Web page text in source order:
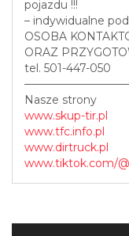
pojazdu !!!
– indywidualne
OSOBA
ORAZ
tel. 501-447-050
Nasze strony
www.skup-tir.pl
www.tfc.info.pl
www.dirtruck.pl
www.tiktok.com/